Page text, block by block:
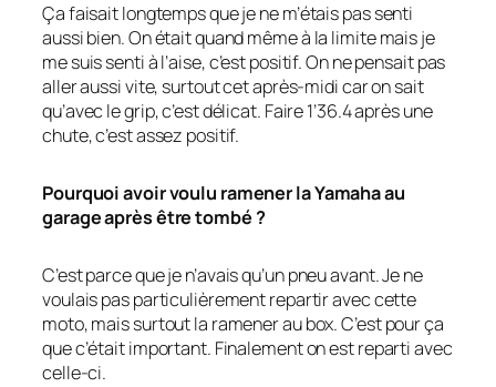
Ça faisait longtemps que je ne m’étais pas senti
aussi bien. On était quand même à la limite mais je
me suis senti à l’aise, c’est positif. On ne pensait pas
aller aussi vite, surtout cet après-midi car on sait
qu’avec le grip, c’est délicat. Faire 1’36.4 après une
chute, c’est assez positif.
Pourquoi avoir voulu ramener la Yamaha au
garage après être tombé ?
C’est parce que je n’avais qu’un pneu avant. Je ne
voulais pas particulièrement repartir avec cette
moto, mais surtout la ramener au box. C’est pour ça
que c’était important. Finalement on est reparti avec
celle-ci.